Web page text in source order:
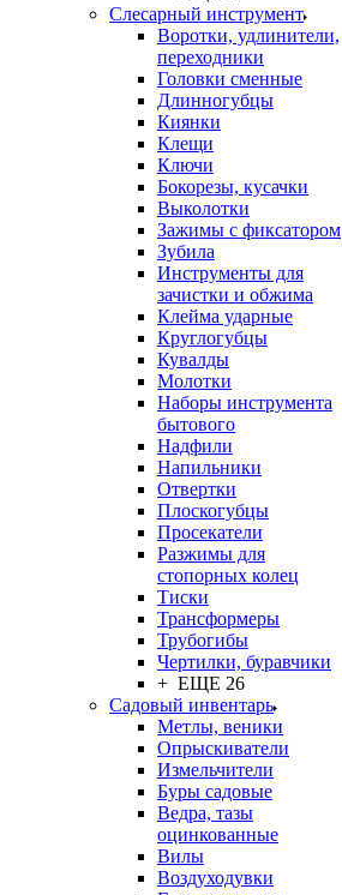
Слесарный инструмент
Воротки, удлинители,
переходники
Головки сменные
Длинногубцы
Киянки
Клещи
Ключи
Бокорезы, кусачки
Выколотки
Зажимы с фиксатором
Зубила
Инструменты для
зачистки и обжима
Клейма ударные
Круглогубцы
Кувалды
Молотки
Наборы инструмента
бытового
Надфили
Напильники
Отвертки
Плоскогубцы
Просекатели
Разжимы для
стопорных колец
Тиски
Трансформеры
Трубогибы
Чертилки, буравчики
+ ЕЩЕ 26
Садовый инвентарь
Метлы, веники
Опрыскиватели
Измельчители
Буры садовые
Ведра, тазы
оцинкованные
Вилы
Воздуходувки